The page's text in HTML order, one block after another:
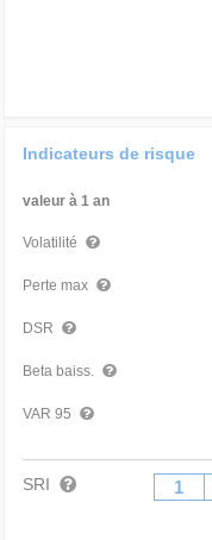
Indicateurs de risque
valeur à 1 an
Volatilité
Perte max
DSR
Beta baiss.
VAR 95
SRI 1